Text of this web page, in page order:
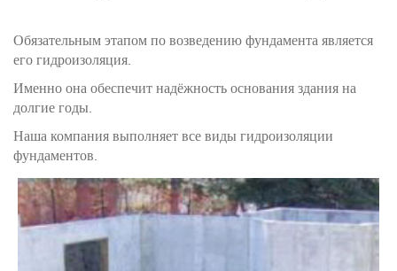
Обязательным этапом по возведению фундамента является
его гидроизоляция.
Именно она обеспечит надёжность основания здания на
долгие годы.
Наша компания выполняет все виды гидроизоляции
фундаментов.